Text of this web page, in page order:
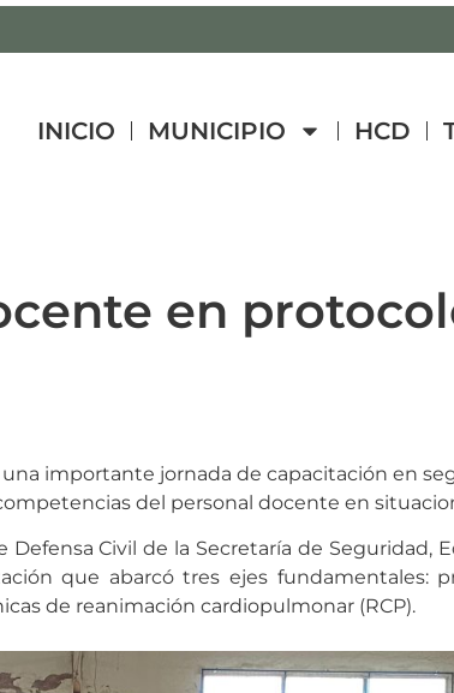
INICIO MUNICIPIO HCD
en
una importante jornada de capacitación en
del personal docente en
Civil de la Secretaría de Seguridad,
que abarcó tres ejes fundamentales:
de reanimación cardiopulmonar (RCP).